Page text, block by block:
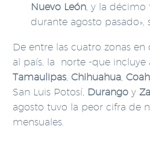
Nuevo León , y la
durante agosto pasado»,
De entre las cuatro zonas en
al país, la norte -que incluye
Tamaulipas, Chihuahua,
San Luis Potosí, Durango y
agosto tuvo la peor cifra de
mensuales.